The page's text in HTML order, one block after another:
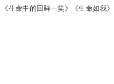
生命中的回眸一笑》《生命如我》